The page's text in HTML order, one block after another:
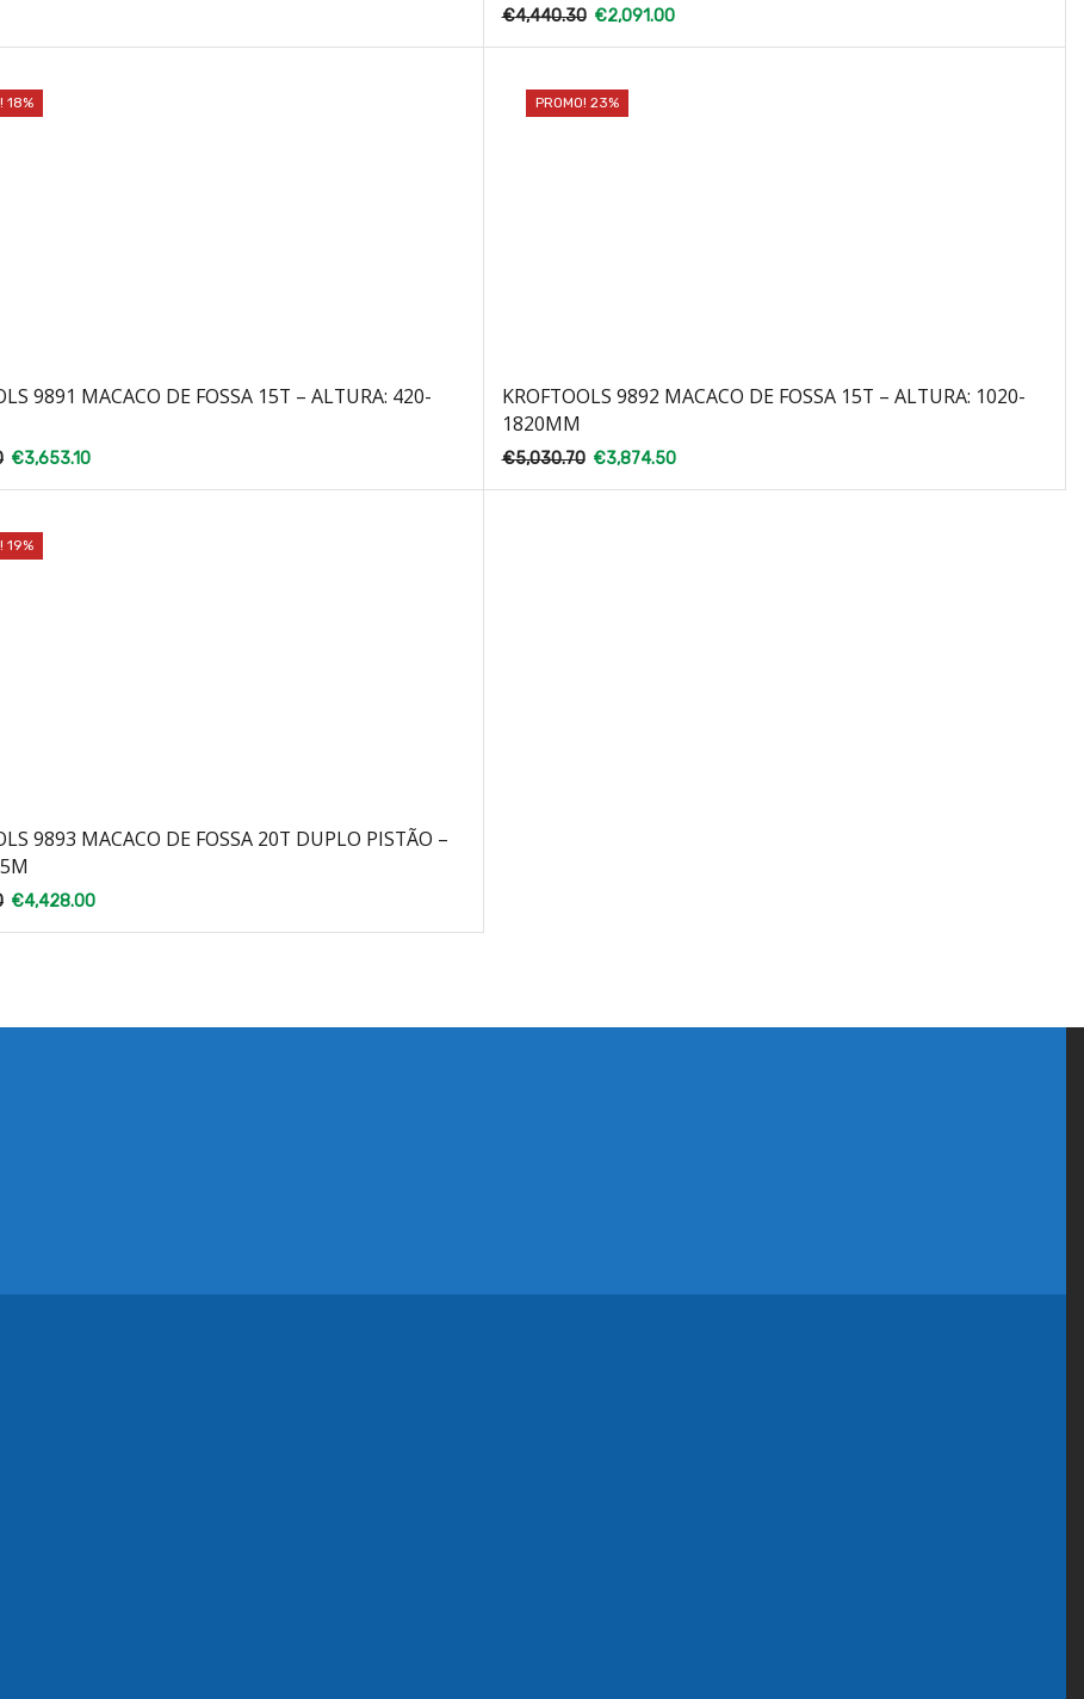
€4,440.30 €2,091.00
18%
9891 MACACO DE FOSSA 15T – ALTURA: 420-
€3,653.10
PROMO! 23%
KROFTOOLS 9892 MACACO DE FOSSA 15T – ALTURA: 1020-
1820MM
€5,030.70 €3,874.50
19%
9893 MACACO DE FOSSA 20T DUPLO PISTÃO –
€4,428.00